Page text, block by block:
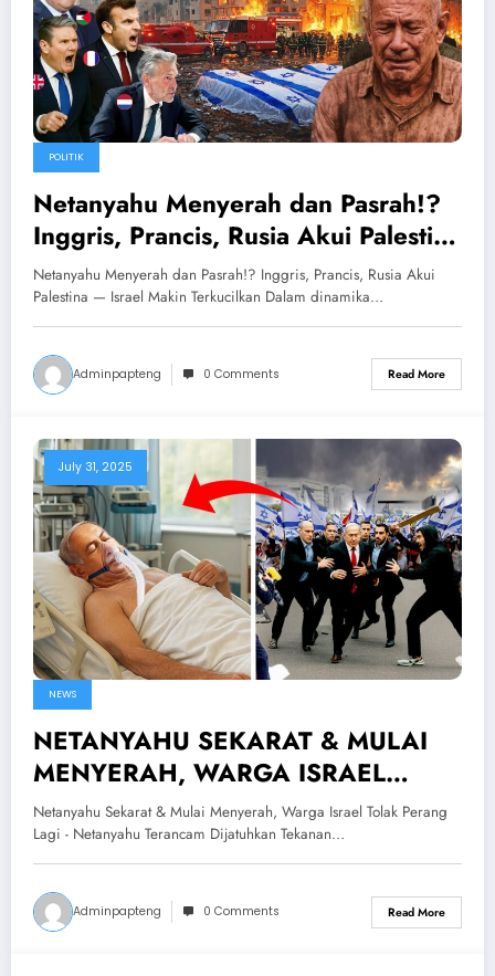
POLITIK
Netanyahu Menyerah dan Pasrah!?
Inggris, Prancis, Rusia Akui Palestina
— Israel Makin Terkucilkan
Netanyahu Menyerah dan Pasrah!? Inggris, Prancis, Rusia Akui
Palestina — Israel Makin Terkucilkan Dalam dinamika…
Adminpapteng 0 Comments Read More
July 31, 2025
NEWS
NETANYAHU SEKARAT & MULAI
MENYERAH, WARGA ISRAEL
TOLAK PERANG LAGI!?Netanyahu
Terancam Dijatuhkan
Netanyahu Sekarat & Mulai Menyerah, Warga Israel Tolak Perang
Lagi - Netanyahu Terancam Dijatuhkan Tekanan…
Adminpapteng 0 Comments Read More